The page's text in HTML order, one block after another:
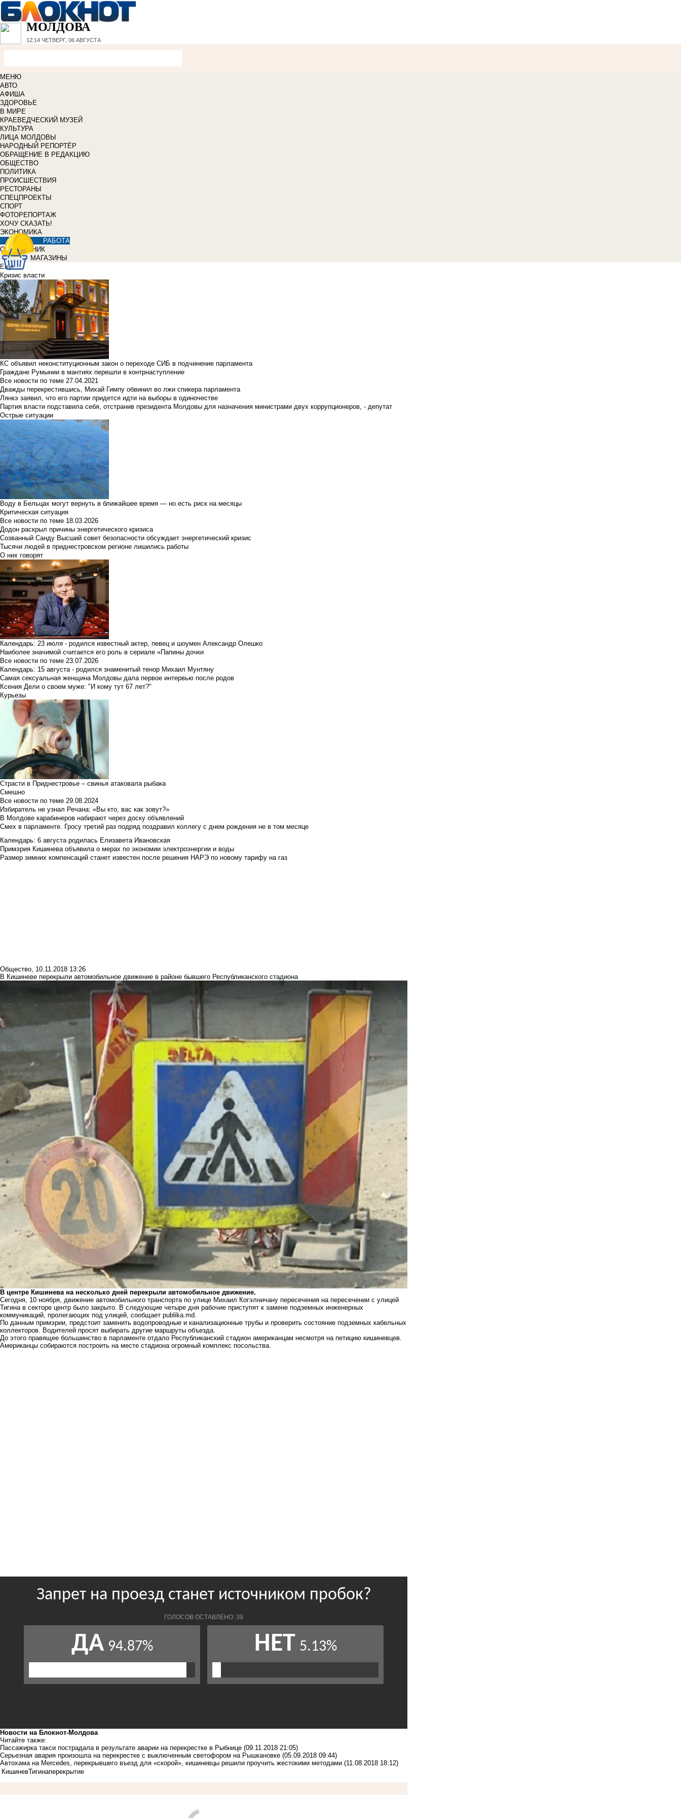
МОЛДОВА
12:14 ЧЕТВЕРГ, 06 АВГУСТА
МЕНЮ
АВТО
АФИША
ЗДОРОВЬЕ
В МИРЕ
КРАЕВЕДЧЕСКИЙ МУЗЕЙ
КУЛЬТУРА
ЛИЦА МОЛДОВЫ
НАРОДНЫЙ РЕПОРТЁР
ОБРАЩЕНИЕ В РЕДАКЦИЮ
ОБЩЕСТВО
ПОЛИТИКА
ПРОИСШЕСТВИЯ
РЕСТОРАНЫ
СПЕЦПРОЕКТЫ
СПОРТ
ФОТОРЕПОРТАЖ
ХОЧУ СКАЗАТЬ!
ЭКОНОМИКА
РАБОТА
СПРАВОЧНИК
МАГАЗИНЫ
Еще
Кризис власти
КС объявил неконституционным закон о переходе СИБ в подчинение парламента
Граждане Румынии в мантиях перешли в контрнаступление
Все новости по теме 27.04.2021
Дважды перекрестившись, Михай Гимпу обвинил во лжи спикера парламента
Лянкэ заявил, что его партии придется идти на выборы в одиночестве
Партия власти подставила себя, отстранив президента Молдовы для назначения министрами двух коррупционеров, - депутат
Острые ситуации
Воду в Бельцах могут вернуть в ближайшее время — но есть риск на месяцы
Критическая ситуация
Все новости по теме 18.03.2026
Додон раскрыл причины энергетического кризиса
Созванный Санду Высший совет безопасности обсуждает энергетический кризис
Тысячи людей в приднестровском регионе лишились работы
О них говорят
Календарь: 23 июля - родился известный актер, певец и шоумен Александр Олешко
Наиболее значимой считается его роль в сериале «Папины дочки
Все новости по теме 23.07.2026
Календарь: 15 августа - родился знаменитый тенор Михаил Мунтяну
Самая сексуальная женщина Молдовы дала первое интервью после родов
Ксения Дели о своем муже: "И кому тут 67 лет?"
Курьезы
Страсти в Приднестровье – свинья атаковала рыбака
Смешно
Все новости по теме 29.08.2024
Избиратель не узнал Речана: «Вы кто, вас как зовут?»
В Молдове карабинеров набирают через доску объявлений
Смех в парламенте. Гросу третий раз подряд поздравил коллегу с днем рождения не в том месяце
Календарь: 6 августа родилась Елизавета Ивановская
Примэрия Кишинева объявила о мерах по экономии электроэнергии и воды
Размер зимних компенсаций станет известен после решения НАРЭ по новому тарифу на газ
Общество, 10.11.2018 13:26
В Кишиневе перекрыли автомобильное движение в районе бывшего Республиканского стадиона
В центре Кишинева на несколько дней перекрыли автомобильное движение.
Сегодня, 10 ноября, движение автомобильного транспорта по улице Михаил Когэлничану пересечения на пересечении с улицей
Тигина в секторе центр было закрыто. В следующие четыре дня рабочие приступят к замене подземных инженерных
коммуникаций, пролегающих под улицей, сообщает publika.md.
По данным примэрии, предстоит заменить водопроводные и канализационные трубы и проверить состояние подземных кабельных
коллекторов. Водителей просят выбирать другие маршруты объезда.
До этого правящее большинство в парламенте отдало Республиканский стадион американцам несмотря на петицию кишиневцев.
Американцы собираются построить на месте стадиона огромный комплекс посольства.
Новости на Блoкнoт-Молдова
Читайте также:
Пассажирка такси пострадала в результате аварии на перекрестке в Рыбнице (09.11.2018 21:05)
Серьезная авария произошла на перекрестке с выключенным светофором на Рышкановке (05.09.2018 09:44)
Автохама на Mercedes, перекрывшего въезд для «скорой», кишиневцы решили проучить жестокими методами (11.08.2018 18:12)
КишиневТигинаперекрытие